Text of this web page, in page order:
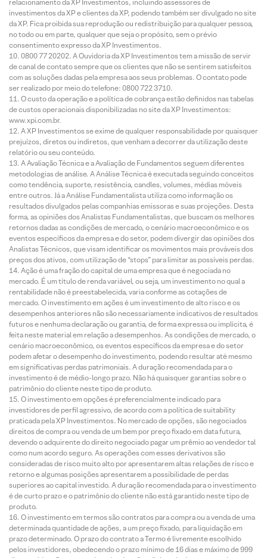
relacionamento da XP Investimentos, incluindo assessores de
investimentos da XP e clientes da XP, podendo também ser divulgado no site
da XP. Fica proibida sua reprodução ou redistribuição para qualquer pessoa,
no todo ou em parte, qualquer que seja o propósito, sem o prévio
consentimento expresso da XP Investimentos.
0800 77 20202. A Ouvidoria da XP Investimentos tem a missão de servir
de canal de contato sempre que os clientes que não se sentirem satisfeitos
com as soluções dadas pela empresa aos seus problemas. O contato pode
ser realizado por meio do telefone: 0800 722 3710.
O custo da operação e a política de cobrança estão definidos nas tabelas
de custos operacionais disponibilizadas no site da XP Investimentos:
www.xpi.com.br.
A XP Investimentos se exime de qualquer responsabilidade por quaisquer
prejuízos, diretos ou indiretos, que venham a decorrer da utilização deste
relatório ou seu conteúdo.
A Avaliação Técnica e a Avaliação de Fundamentos seguem diferentes
metodologias de análise. A Análise Técnica é executada seguindo conceitos
como tendência, suporte, resistência, candles, volumes, médias móveis
entre outros. Já a Análise Fundamentalista utiliza como informação os
resultados divulgados pelas companhias emissoras e suas projeções. Desta
forma, as opiniões dos Analistas Fundamentalistas, que buscam os melhores
retornos dadas as condições de mercado, o cenário macroeconômico e os
eventos específicos da empresa e do setor, podem divergir das opiniões dos
Analistas Técnicos, que visam identificar os movimentos mais prováveis dos
preços dos ativos, com utilização de “stops” para limitar as possíveis perdas.
Ação é uma fração do capital de uma empresa que é negociada no
mercado. É um título de renda variável, ou seja, um investimento no qual a
rentabilidade não é preestabelecida, varia conforme as cotações de
mercado. O investimento em ações é um investimento de alto risco e os
desempenhos anteriores não são necessariamente indicativos de resultados
futuros e nenhuma declaração ou garantia, de forma expressa ou implícita, é
feita neste material em relação a desempenhos. As condições de mercado, o
cenário macroeconômico, os eventos específicos da empresa e do setor
podem afetar o desempenho do investimento, podendo resultar até mesmo
em significativas perdas patrimoniais. A duração recomendada para o
investimento é de médio-longo prazo. Não há quaisquer garantias sobre o
patrimônio do cliente neste tipo de produto.
O investimento em opções é preferencialmente indicado para
investidores de perfil agressivo, de acordo com a política de suitability
praticada pela XP Investimentos. No mercado de opções, são negociados
direitos de compra ou venda de um bem por preço fixado em data futura,
devendo o adquirente do direito negociado pagar um prêmio ao vendedor tal
como num acordo seguro. As operações com esses derivativos são
consideradas de risco muito alto por apresentarem altas relações de risco e
retorno e algumas posições apresentarem a possibilidade de perdas
superiores ao capital investido. A duração recomendada para o investimento
é de curto prazo e o patrimônio do cliente não está garantido neste tipo de
produto.
O investimento em termos são contratos para compra ou a venda de uma
determinada quantidade de ações, a um preço fixado, para liquidação em
prazo determinado. O prazo do contrato a Termo é livremente escolhido
pelos investidores, obedecendo o prazo mínimo de 16 dias e máximo de 999